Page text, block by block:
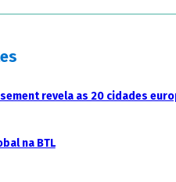
revela as 20 cidades
na BTL